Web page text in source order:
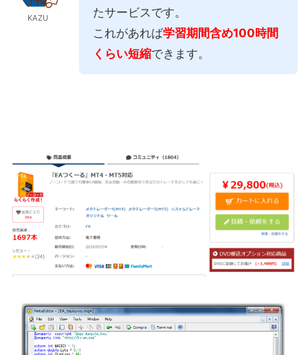
KAZU
たサービスです。
これがあれば学習期間含め100時間
くらい短縮できます。